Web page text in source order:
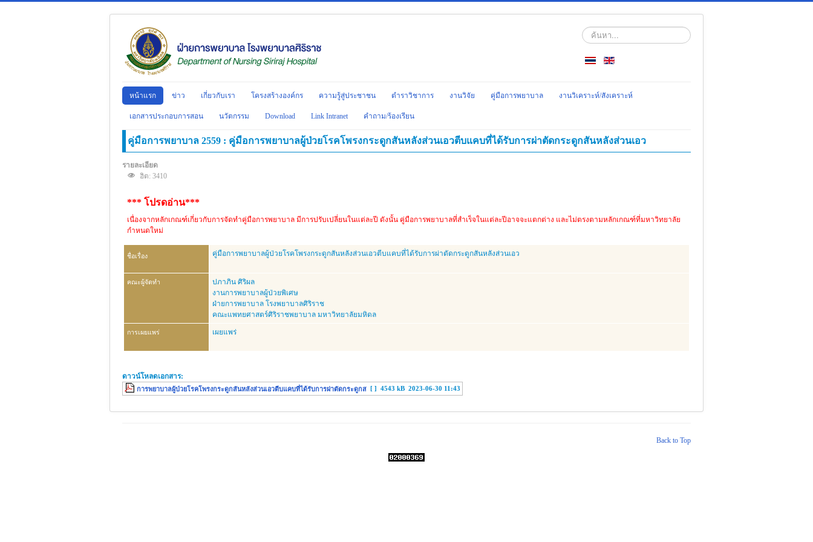
ค้นหา...
หน้าแรก ข่าว เกี่ยวกับเรา โครงสร้างองค์กร ความรู้สู่ประชาชน ตำราวิชาการ งานวิจัย คู่มือการพยาบาล งานวิเคราะห์/สังเคราะห์
เอกสารประกอบการสอน นวัตกรรม Download Link Intranet คำถาม/ร้องเรียน
คู่มือการพยาบาล 2559 : คู่มือการพยาบาลผู้ป่วยโรคโพรงกระดูกสันหลังส่วนเอวตีบแคบที่ได้รับการผ่าตัดกระดูกสันหลังส่วนเอว
รายละเอียด
ฮิต: 3410
*** โปรดอ่าน***
เนื่องจากหลักเกณฑ์เกี่ยวกับการจัดทำคู่มือการพยาบาล มีการปรับเปลี่ยนในแต่ละปี ดังนั้น คู่มือการพยาบาลที่สำเร็จในแต่ละปีอาจจะแตกต่าง และไม่ตรงตามหลักเกณฑ์ที่มหาวิทยาลัย
กำหนดใหม่
ชื่อเรื่อง คู่มือการพยาบาลผู้ป่วยโรคโพรงกระดูกสันหลังส่วนเอวตีบแคบที่ได้รับการผ่าตัดกระดูกสันหลังส่วนเอว
คณะผู้จัดทำ
ปภาภิน ศิริผล
งานการพยาบาลผู้ป่วยพิเศษ
ฝ่ายการพยาบาล โรงพยาบาลศิริราช
คณะแพทยศาสตร์ศิริราชพยาบาล มหาวิทยาลัยมหิดล
การเผยแพร่ เผยแพร่
ดาวน์โหลดเอกสาร:
การพยาบาลผู้ป่วยโรคโพรงกระดูกสันหลังส่วนเอวตีบแคบที่ได้รับการผ่าตัดกระดูกส [ ] 4543 kB 2023-06-30 11:43
Back to Top